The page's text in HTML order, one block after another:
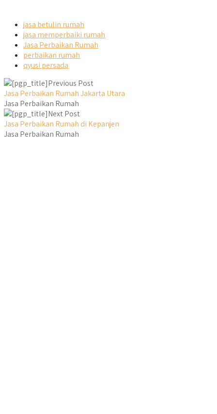
jasa betulin rumah
jasa memperbaiki rumah
Jasa Perbaikan Rumah
perbaikan rumah
qyusi persada
Previous Post
Jasa Perbaikan Rumah Jakarta Utara
Jasa Perbaikan Rumah
Next Post
Jasa Perbaikan Rumah di Kepanjen
Jasa Perbaikan Rumah